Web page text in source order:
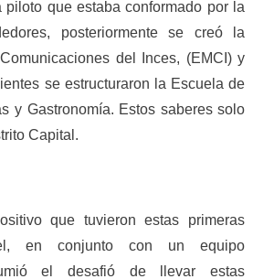
que estaba conformado por la
posteriormente se creó la
del Inces, (EMCI) y
se estructuraron la Escuela de
y Gastronomía. Estos saberes solo
Capital.
que tuvieron estas primeras
en conjunto con un equipo
el desafió de llevar estas